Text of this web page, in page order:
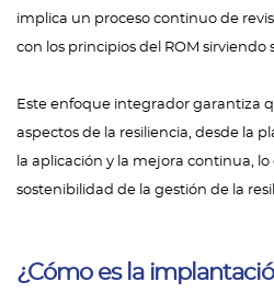
implica un proceso continuo de
con los principios del ROM sirviendo
Este enfoque integrador garantiza
aspectos de la resiliencia, desde la
la aplicación y la mejora continua,
sostenibilidad de la gestión de la
¿Cómo es la